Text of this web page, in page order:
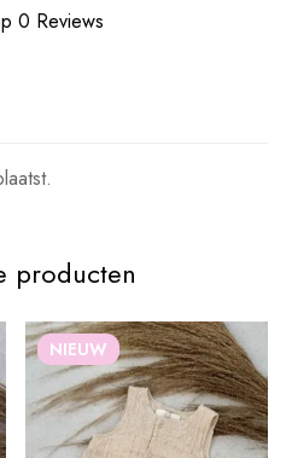
0 Reviews
producten
NIEUW